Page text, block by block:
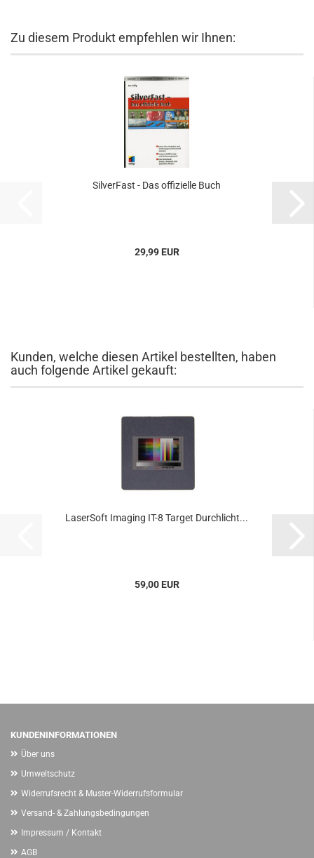
Zu diesem Produkt empfehlen wir Ihnen:
SilverFast - Das offizielle Buch
29,99 EUR
Kunden, welche diesen Artikel bestellten, haben
auch folgende Artikel gekauft:
LaserSoft Imaging IT-8 Target Durchlicht...
59,00 EUR
KUNDENINFORMATIONEN
Über uns
Umweltschutz
Widerrufsrecht & Muster-Widerrufsformular
Versand- & Zahlungsbedingungen
Impressum / Kontakt
AGB